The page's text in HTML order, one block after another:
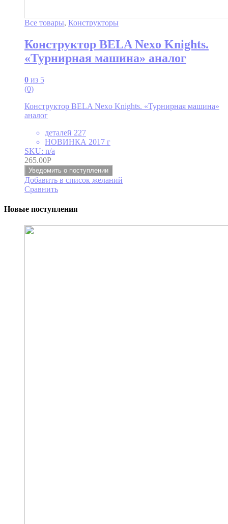
Все товары, Конструкторы
Конструктор BELA Nexo Knights.
«Турнирная машина» аналог
0 из 5
(0)
Конструктор BELA Nexo Knights. «Турнирная машина»
аналог
деталей 227
НОВИНКА 2017 г
SKU: n/a
265.00Р
Уведомить о поступлении
Добавить в список желаний
Сравнить
Новые поступления